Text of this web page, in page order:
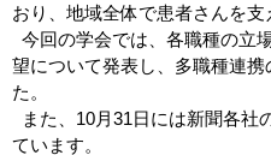
おり、地域全体で患者さんを支
今回の学会では、各職種の立
望について発表し、多職種連
た。
また、10月31日には新聞各社
ています。